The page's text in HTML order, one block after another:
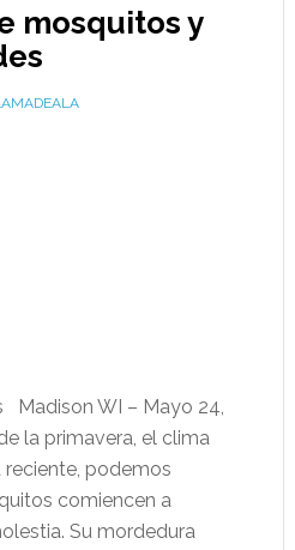
mosquitos y
Madison WI – Mayo 24,
la primavera, el clima
podemos
comiencen a
Su mordedura